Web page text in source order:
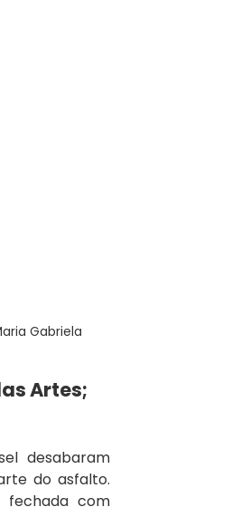
Gabriela
Artes;
desabaram
do asfalto.
fechada com